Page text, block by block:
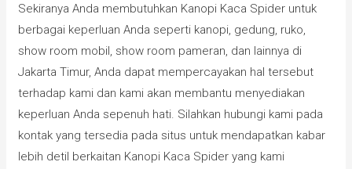
Sekiranya Anda membutuhkan Kanopi Kaca Spider untuk
berbagai keperluan Anda seperti kanopi, gedung, ruko,
show room mobil, show room pameran, dan lainnya di
Jakarta Timur, Anda dapat mempercayakan hal tersebut
terhadap kami dan kami akan membantu menyediakan
keperluan Anda sepenuh hati. Silahkan hubungi kami pada
kontak yang tersedia pada situs untuk mendapatkan kabar
lebih detil berkaitan Kanopi Kaca Spider yang kami